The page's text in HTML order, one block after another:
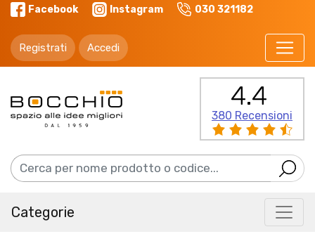
Facebook Instagram 030 321182
Registrati Accedi
4.4
380 Recensioni
Categorie